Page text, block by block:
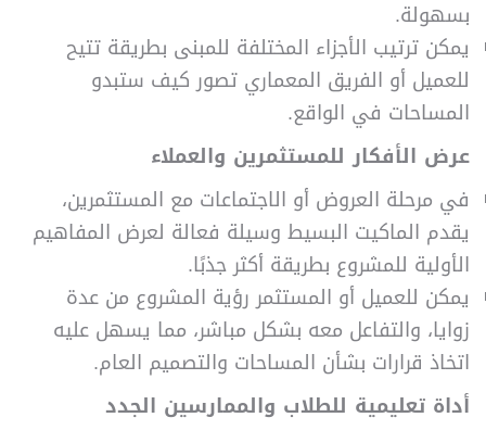
بسهولة.
يمكن ترتيب الأجزاء المختلفة للمبنى بطريقة تتيح
للعميل أو الفريق المعماري تصور كيف ستبدو
المساحات في الواقع.
عرض الأفكار للمستثمرين والعملاء
في مرحلة العروض أو الاجتماعات مع المستثمرين،
يقدم الماكيت البسيط وسيلة فعالة لعرض المفاهيم
الأولية للمشروع بطريقة أكثر جذبًا.
يمكن للعميل أو المستثمر رؤية المشروع من عدة
زوايا، والتفاعل معه بشكل مباشر، مما يسهل عليه
اتخاذ قرارات بشأن المساحات والتصميم العام.
أداة تعليمية للطلاب والممارسين الجدد